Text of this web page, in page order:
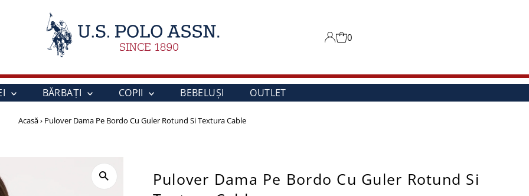
0
BĂRBAȚI COPII BEBELUŞI OUTLET
Acasă› Pulover Dama Pe Bordo Cu Guler Rotund Si Textura Cable
Pulover Dama Pe Bordo Cu Guler Rotund Si